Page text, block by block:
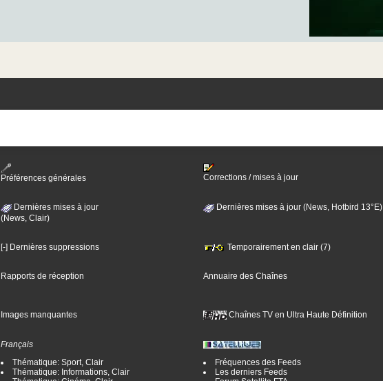
Préférences générales
Corrections / mises à jour
Dernières mises à jour
(News, Clair)
Dernières mises à jour (News, Hotbird 13°E)
[-] Dernières suppressions Temporairement en clair (7)
Rapports de réception Annuaire des Chaînes
Images manquantes Chaînes TV en Ultra Haute Définition
Français
Thématique: Sport, Clair
Thématique: Informations, Clair
Fréquences des Feeds
Les derniers Feeds